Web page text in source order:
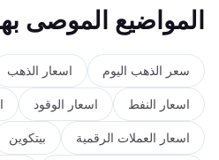
المواضيع الموصى
سعر الذهب اليوم اسعار الذهب
اسعار النفط اسعار الوقود
اسعار العملات الرقمية بيتكوين